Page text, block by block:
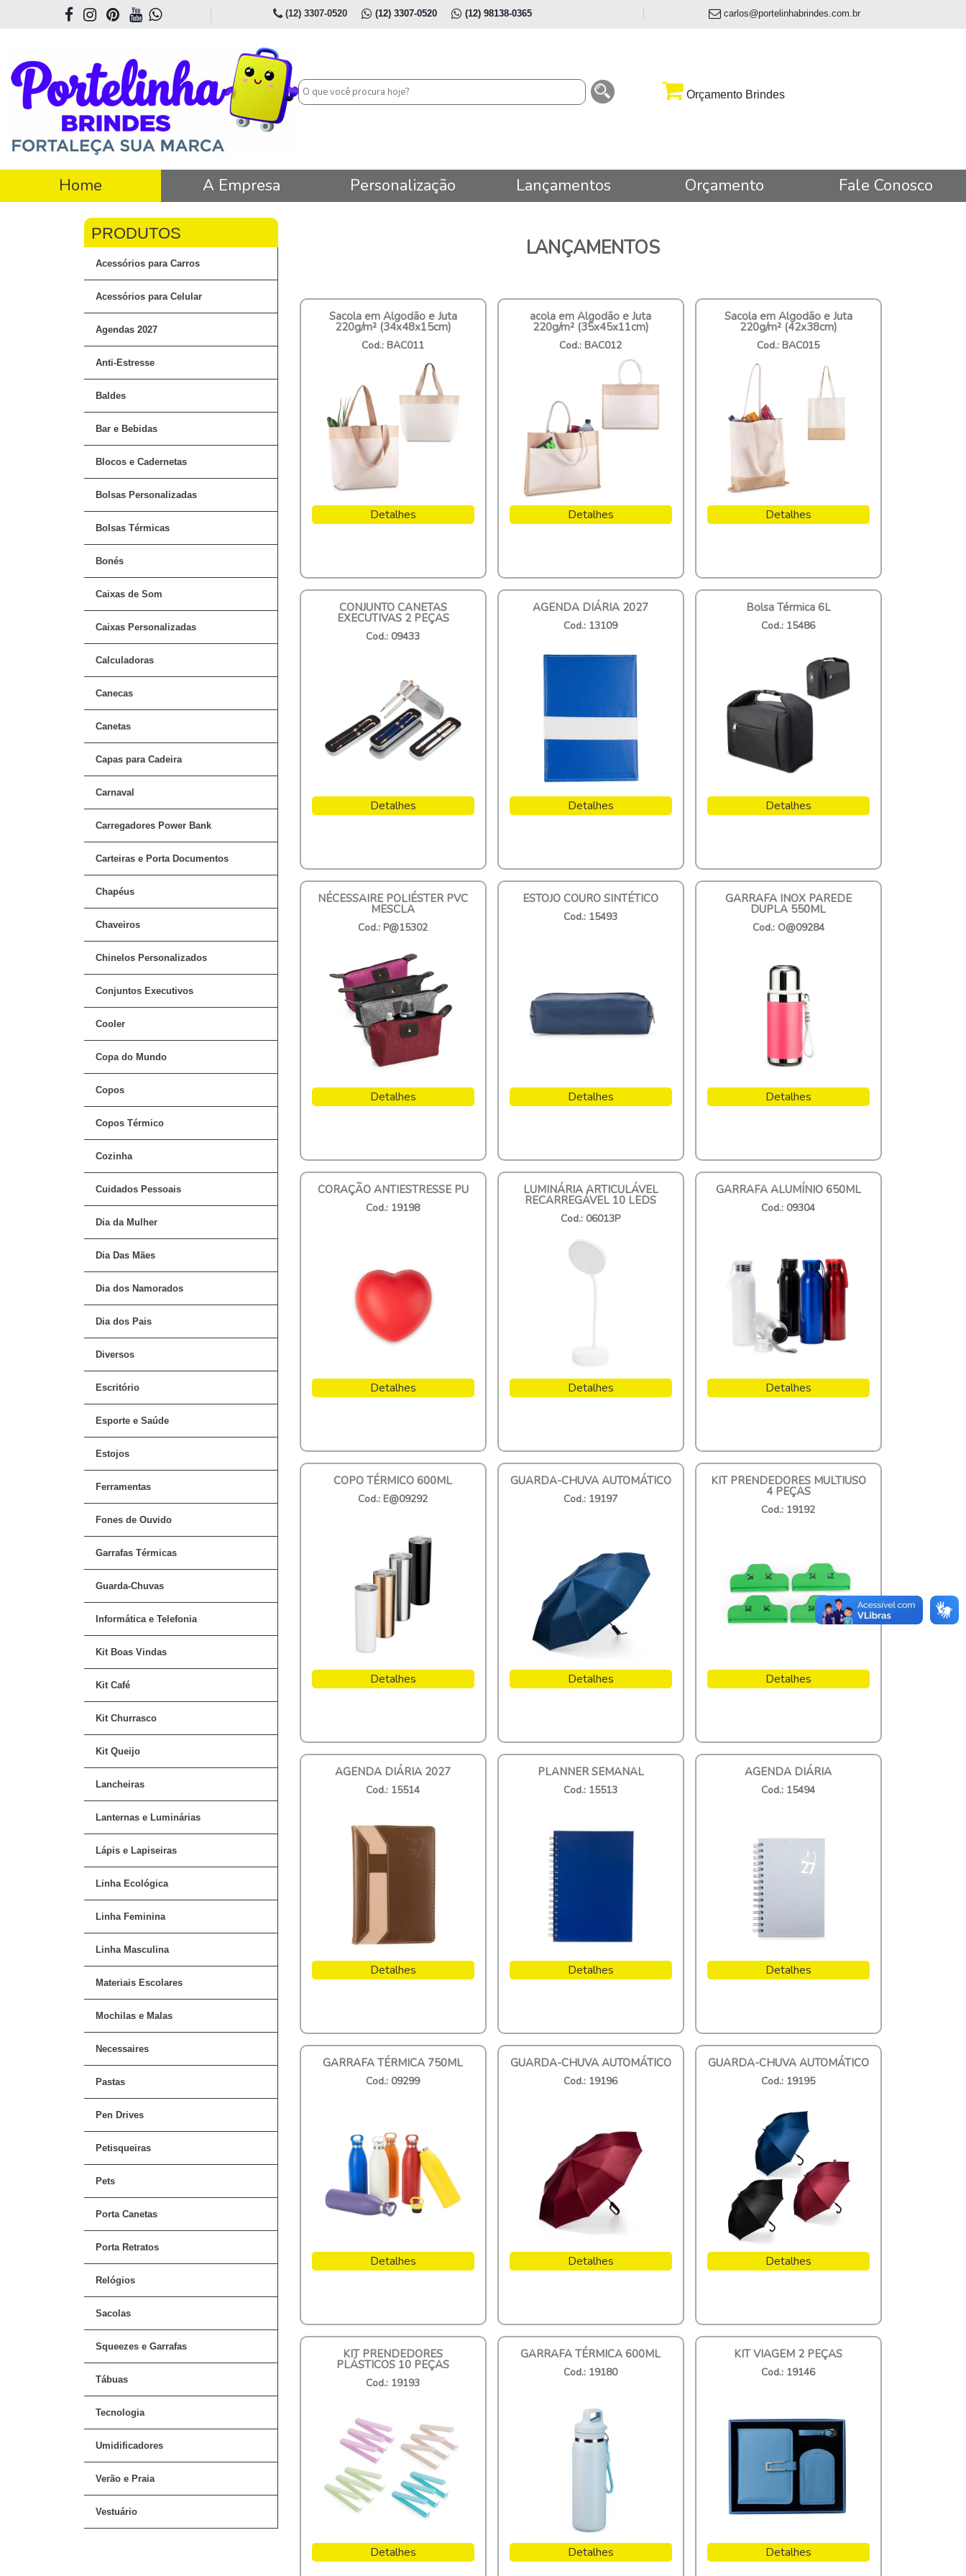
(12) 3307-0520 (12) 3307-0520 (12) 98138-0365 carlos@portelinhabrindes.com.br
Orçamento Brindes
Home A Empresa Personalização Lançamentos Orçamento Fale Conosco
Acessórios para Carros
Acessórios para Celular
Agendas 2027
Anti-Estresse
Baldes
Bar e Bebidas
Blocos e Cadernetas
Bolsas Personalizadas
Bolsas Térmicas
Bonés
Caixas de Som
Caixas Personalizadas
Calculadoras
Canecas
Canetas
Capas para Cadeira
Carnaval
Carregadores Power Bank
Carteiras e Porta Documentos
Chapéus
Chaveiros
Chinelos Personalizados
Conjuntos Executivos
Cooler
Copa do Mundo
Copos
Copos Térmico
Cozinha
Cuidados Pessoais
Dia da Mulher
Dia Das Mães
Dia dos Namorados
Dia dos Pais
Diversos
Escritório
Esporte e Saúde
Estojos
Ferramentas
Fones de Ouvido
Garrafas Térmicas
Guarda-Chuvas
Informática e Telefonia
Kit Boas Vindas
Kit Café
Kit Churrasco
Kit Queijo
Lancheiras
Lanternas e Luminárias
Lápis e Lapiseiras
Linha Ecológica
Linha Feminina
Linha Masculina
Materiais Escolares
Mochilas e Malas
Necessaires
Pastas
Pen Drives
Petisqueiras
Pets
Porta Canetas
Porta Retratos
Relógios
Sacolas
Squeezes e Garrafas
Tábuas
Tecnologia
Umidificadores
Verão e Praia
Vestuário
LANÇAMENTOS
Sacola em Algodão e Juta
220g/m² (34x48x15cm)
Cod.: BAC011
Detalhes
acola em Algodão e Juta
220g/m² (35x45x11cm)
Cod.: BAC012
Detalhes
Sacola em Algodão e Juta
220g/m² (42x38cm)
Cod.: BAC015
Detalhes
CONJUNTO CANETAS
EXECUTIVAS 2 PEÇAS
Cod.: 09433
Detalhes
AGENDA DIÁRIA 2027
Cod.: 13109
Detalhes
Bolsa Térmica 6L
Cod.: 15486
Detalhes
NÉCESSAIRE POLIÉSTER PVC
MESCLA
Cod.: P@15302
Detalhes
ESTOJO COURO SINTÉTICO
Cod.: 15493
Detalhes
GARRAFA INOX PAREDE
DUPLA 550ML
Cod.: O@09284
Detalhes
CORAÇÃO ANTIESTRESSE PU
Cod.: 19198
Detalhes
LUMINÁRIA ARTICULÁVEL
RECARREGÁVEL 10 LEDS
Cod.: 06013P
Detalhes
GARRAFA ALUMÍNIO 650ML
Cod.: 09304
Detalhes
COPO TÉRMICO 600ML
Cod.: E@09292
Detalhes
GUARDA-CHUVA AUTOMÁTICO
Cod.: 19197
Detalhes
KIT PRENDEDORES MULTIUSO
4 PEÇAS
Cod.: 19192
Detalhes
AGENDA DIÁRIA 2027
Cod.: 15514
Detalhes
PLANNER SEMANAL
Cod.: 15513
Detalhes
AGENDA DIÁRIA
Cod.: 15494
Detalhes
GARRAFA TÉRMICA 750ML
Cod.: 09299
Detalhes
GUARDA-CHUVA AUTOMÁTICO
Cod.: 19196
Detalhes
GUARDA-CHUVA AUTOMÁTICO
Cod.: 19195
Detalhes
KIT PRENDEDORES
PLÁSTICOS 10 PEÇAS
Cod.: 19193
Detalhes
GARRAFA TÉRMICA 600ML
Cod.: 19180
Detalhes
KIT VIAGEM 2 PEÇAS
Cod.: 19146
Detalhes